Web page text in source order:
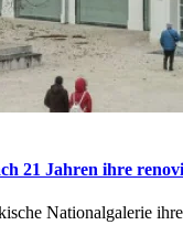
21 Jahren ihre
Nationalgalerie